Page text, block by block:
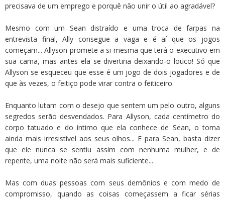
precisava de um emprego e porquê não unir o útil ao agradável?
Mesmo com um Sean distraído e uma troca de farpas na
entrevista final, Ally consegue a vaga e é aí que os jogos
começam... Allyson promete a si mesma que terá o executivo em
sua cama, mas antes ela se divertiria deixando-o louco! Só que
Allyson se esqueceu que esse é um jogo de dois jogadores e de
que às vezes, o feitiço pode virar contra o feiticeiro.
Enquanto lutam com o desejo que sentem um pelo outro, alguns
segredos serão desvendados. Para Allyson, cada centímetro do
corpo tatuado e do íntimo que ela conhece de Sean, o torna
ainda mais irresistível aos seus olhos... E para Sean, basta dizer
que ele nunca se sentiu assim com nenhuma mulher, e de
repente, uma noite não será mais suficiente...
Mas com duas pessoas com seus demônios e com medo de
compromisso, quando as coisas começassem a ficar sérias